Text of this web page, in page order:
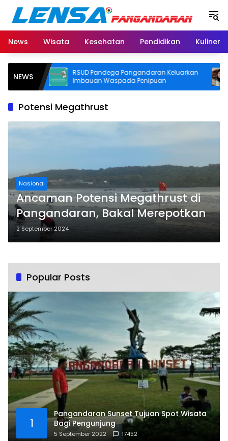
Langsung
konten
News
Wisata Kesehatan Pendidikan Kuliner
NEWS
RSUD Pandega Pangandaran Keluarkan
Imbauan Waspada Penipuan
Potensi Megathrust
Nasional
Ancaman Potensi Megathrust di
Pangandaran, Bakal Merepotkan
2 September 2024
Popular Posts
1
Pangandaran Sunset Tujuan Spot Wisata
Bagi Pengunjung
5 September 2022 17452